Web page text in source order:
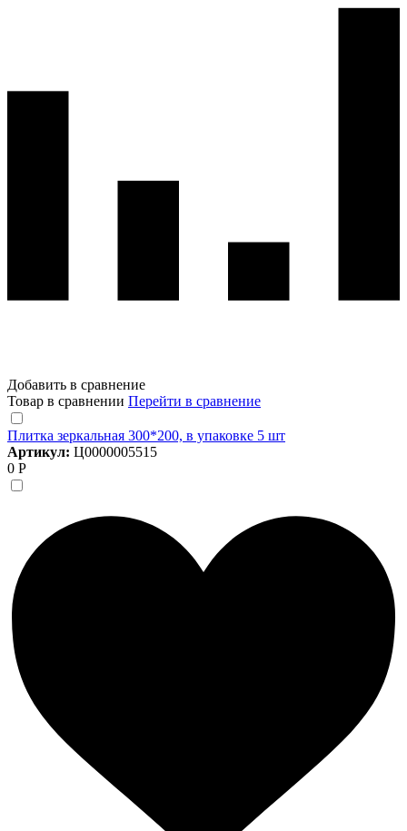
Добавить в сравнение
Товар в сравнении Перейти в сравнение
Плитка зеркальная 300*200, в упаковке 5 шт
Артикул: Ц0000005515
0 Р